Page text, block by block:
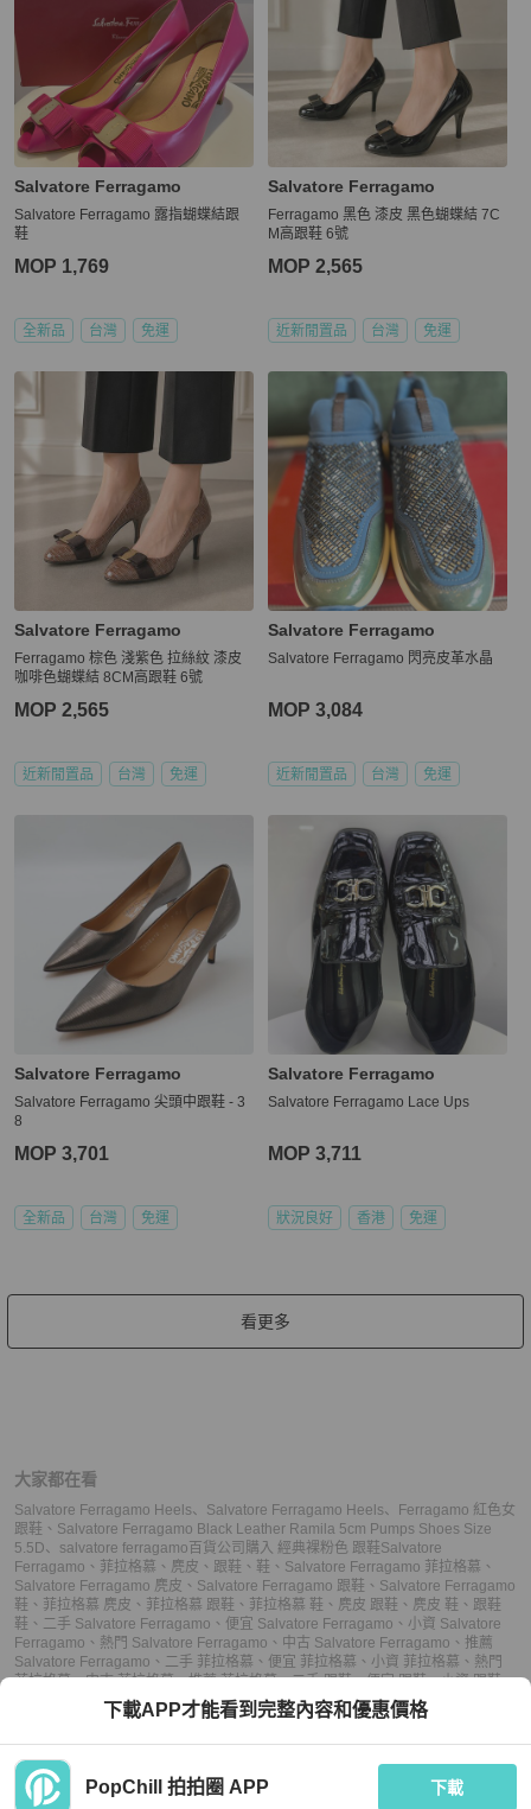
Salvatore Ferragamo
Salvatore Ferragamo 露指蝴蝶結跟
鞋
MOP 1,769
全新品 台灣 免運
Salvatore Ferragamo
Ferragamo 黑色 漆皮 黑色蝴蝶結 7C
M高跟鞋 6號
MOP 2,565
近新閒置品 台灣 免運
Salvatore Ferragamo
Ferragamo 棕色 淺紫色 拉絲紋 漆皮
咖啡色蝴蝶結 8CM高跟鞋 6號
MOP 2,565
近新閒置品 台灣 免運
Salvatore Ferragamo
Salvatore Ferragamo 閃亮皮革水晶
MOP 3,084
近新閒置品 台灣 免運
Salvatore Ferragamo
Salvatore Ferragamo 尖頭中跟鞋 - 3
8
MOP 3,701
全新品 台灣 免運
Salvatore Ferragamo
Salvatore Ferragamo Lace Ups
MOP 3,711
狀況良好 香港 免運
看更多
大家都在看
Salvatore Ferragamo Heels、 Salvatore Ferragamo Heels、 Ferragamo 紅色女
跟鞋 、 Salvatore Ferragamo Black Leather Ramila 5cm Pumps Shoes Size
5.5D、 salvatore ferragamo百貨公司購入 經典裸粉色 跟鞋Salvatore
Ferragamo 、 菲拉格慕 、 麂皮 、 跟鞋 、 鞋 、 Salvatore Ferragamo 菲拉格慕 、
Salvatore Ferragamo 麂皮 、 Salvatore Ferragamo 跟鞋 、 Salvatore Ferragamo
鞋 、 菲拉格慕 麂皮 、 菲拉格慕 跟鞋 、 菲拉格慕 鞋 、 麂皮 跟鞋 、 麂皮 鞋 、 跟鞋
鞋 、 二手 Salvatore Ferragamo 、 便宜 Salvatore Ferragamo 、 小資 Salvatore
Ferragamo 、 熱門 Salvatore Ferragamo 、 中古 Salvatore Ferragamo 、 推薦
Salvatore Ferragamo 、 二手 菲拉格慕 、 便宜 菲拉格慕 、 小資 菲拉格慕 、 熱門
菲拉格慕、中古 菲拉格慕、推薦 菲拉格慕、二手 跟鞋、便宜 跟鞋、小資 跟鞋、
中古 跟鞋、推薦 跟鞋、二手 鞋、 便宜 鞋、小資 鞋、熱門 鞋
下載APP才能看到完整內容和優惠價格
PopChill 拍拍圈 APP 下載